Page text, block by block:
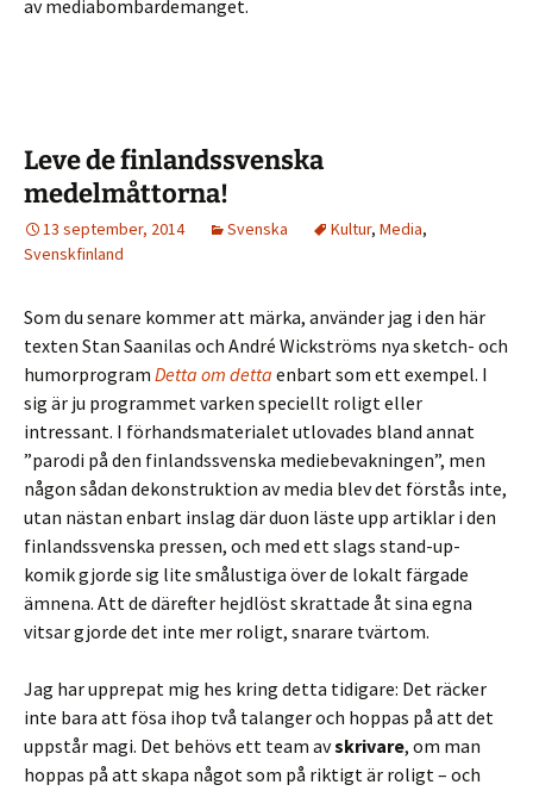
av mediabombardemanget.
Leve de finlandssvenska
medelmåttorna!
13 september, 2014 Svenska Kultur, Media,
Svenskfinland
Som du senare kommer att märka, använder jag i den här
texten Stan Saanilas och André Wickströms nya sketch- och
humorprogram Detta om detta enbart som ett exempel. I
sig är ju programmet varken speciellt roligt eller
intressant. I förhandsmaterialet utlovades bland annat
”parodi på den finlandssvenska mediebevakningen”, men
någon sådan dekonstruktion av media blev det förstås inte,
utan nästan enbart inslag där duon läste upp artiklar i den
finlandssvenska pressen, och med ett slags stand-up-
komik gjorde sig lite smålustiga över de lokalt färgade
ämnena. Att de därefter hejdlöst skrattade åt sina egna
vitsar gjorde det inte mer roligt, snarare tvärtom.
Jag har upprepat mig hes kring detta tidigare: Det räcker
inte bara att fösa ihop två talanger och hoppas på att det
uppstår magi. Det behövs ett team avskrivare, om man
hoppas på att skapa något som på riktigt är roligt – och